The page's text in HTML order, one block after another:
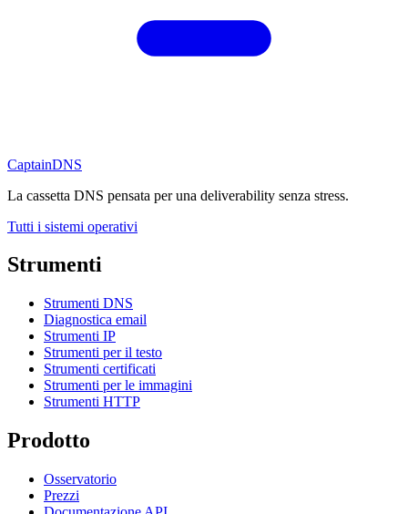
CaptainDNS
La cassetta DNS pensata per una deliverability senza stress.
Tutti i sistemi operativi
Strumenti
Strumenti DNS
Diagnostica email
Strumenti IP
Strumenti per il testo
Strumenti certificati
Strumenti per le immagini
Strumenti HTTP
Prodotto
Osservatorio
Prezzi